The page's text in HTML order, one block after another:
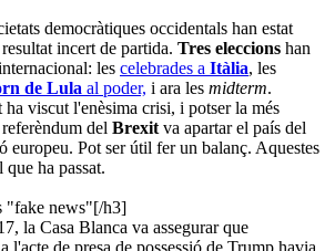
democràtiques occidentals han estat
incert de partida. Tres eleccions han
les celebrades a Itàlia, les
de Lula al poder, i ara les midterm.
viscut l'enèsima crisi, i potser la més
del Brexit va apartar el país del
europeu. Pot ser útil fer un balanç. Aquestes
ha passat.
"fake news"[/h3]
la Casa Blanca va assegurar que
l'acte de presa de possessió de Trump havia